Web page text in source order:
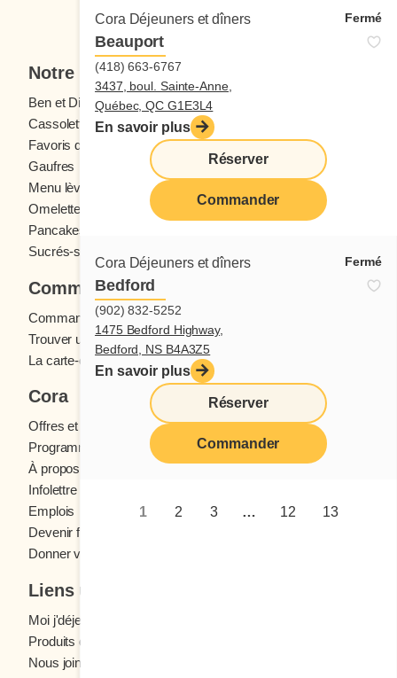
Cora Déjeuners et dîners Fermé
Beauport
(418) 663-6767
3437, boul. Sainte-Anne,
Québec, QC G1E3L4
En savoir plus
Réserver
Commander
Cora Déjeuners et dîners Fermé
Bedford
(902) 832-5252
1475 Bedford Highway,
Bedford, NS B4A3Z5
En savoir plus
Réserver
Commander
1 2 3 … 12 13
Notre menu
Ben et Dictine
Boissons
Cassolettes
Crêpes
Favoris des ados
Fruits frais
Gaufres
Menu enfants
Menu lève-tôt
Omelettes et Crêpomelettes
Pain doré
Pancakes
Sucrés-salés
Commander
Commande en ligne
Trouver un restaurant
La carte-cadeau Cora
Cora
Offres et concours
Programme fidélité Cora
À propos des restaurants Cora
Infolettre Cora
Emplois
Devenir franchisé
Donner votre avis
Liens utiles
Moi j'déjeune (Blogue)
Produits d'épicerie
Nous joindre